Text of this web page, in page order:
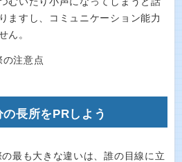
ますし、コミュニケーション能力
ん。
長所をPRしよう
最も大きな違いは、誰の目線に立